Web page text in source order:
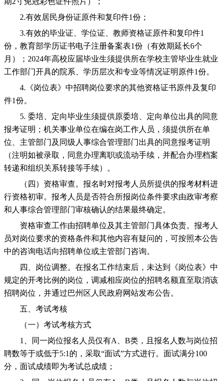
2.有效居民身份证原件和复印件1份；
3.有效的毕业证、学位证、教师资格证原件和复印件1
份，教育部学历证书电子注册备案表1份（有效期延长6个
月）；2024年高校应届毕业生须提供所在学校主管毕业生就业
工作部门开具的院系、学历层次和专业等情况证明原件1份。
4.《岗位表》中招聘岗位要求的其他资格证书原件及复印
件1份。
5. 委培、定向毕业生须提供原委培、定向单位出具的同意
报考证明；机关事业单位在编在岗工作人员，须提供所在单
位、主管部门及同级人事综合管理部门出具的同意报考证明
（注明如被录取，同意办理离职或流动手续，并配合办理档案
转递和组织关系转接等手续）。
（四）资格审查。报名时对报考人员所提供的报考材料进
行资格初审。报考人员是否符合所报岗位条件要求由政审考察
和人事综合管理部门审核确认的结果最终确定。
资格审查工作由招聘单位及其主管部门具体负责。报考人
员对岗位要求的资格条件和其他内容有疑问的，可按照本公告
中的咨询电话向招聘单位或主管部门咨询。
四、岗位调整。在报名工作结束后，未达到《岗位表》中
规定的开考比例的岗位，调减相应岗位的招聘名额直至取消该
招聘岗位，并通过巴州区人民政府网站发布公告。
五、考试考核
（一）考试考核方式
1、同一岗位报名人员仅有A、B类，且报名人数与岗位招
聘数等于或低于5:1的，采取“面试”方式进行。面试满分100
分，面试成绩即为考试总成绩；